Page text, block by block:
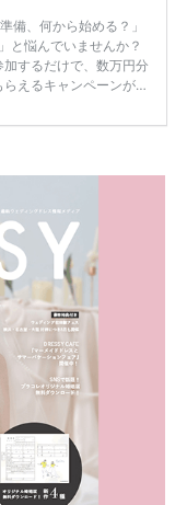
備、何から始める？」
と悩んでいませんか？
するだけで、数万円分
えるキャンペーンがあ
してしまうことも……。
法・注意点 「どこが
は？」といった疑問も
補を絞れる「ウェディ
[…]
続きを読む